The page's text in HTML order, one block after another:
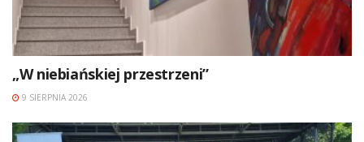
„W niebiańskiej przestrzeni”
9 SIERPNIA 2026